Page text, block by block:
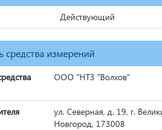
Действующий
средства измерений
ООО "НТЗ "Волхов"
ул. Северная, д. 19, г.
Новгород, 173008